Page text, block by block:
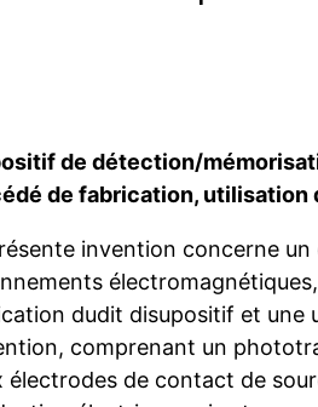
de détection/
de fabrication, utilisation
invention concerne
dudit disupositif et une
comprenant un
électrodes de contact de